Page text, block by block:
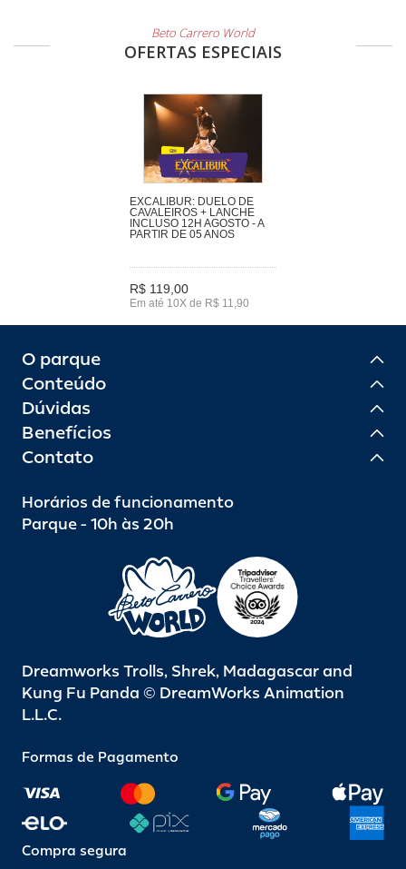
Beto Carrero World
OFERTAS ESPECIAIS
EXCALIBUR: DUELO DE
CAVALEIROS + LANCHE
INCLUSO 12H AGOSTO - A
PARTIR DE 05 ANOS
R$ 119,00
Em até 10X de R$ 11,90
O parque
Conteúdo
Dúvidas
Benefícios
Contato
Horários de funcionamento
Parque - 10h às 20h
Dreamworks Trolls, Shrek, Madagascar and
Kung Fu Panda © DreamWorks Animation
L.L.C.
Formas de Pagamento
Compra segura